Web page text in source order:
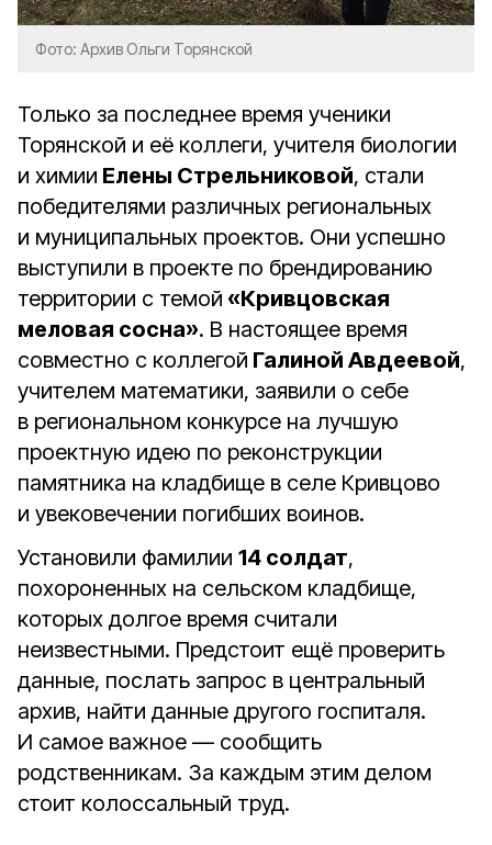
Фото: Архив Ольги Торянской
Только за последнее время ученики
Торянской и её коллеги, учителя биологии
и химии Елены Стрельниковой, стали
победителями различных региональных
и муниципальных проектов. Они успешно
выступили в проекте по брендированию
территории с темой «Кривцовская
меловая сосна». В настоящее время
совместно с коллегой Галиной Авдеевой,
учителем математики, заявили о себе
в региональном конкурсе на лучшую
проектную идею по реконструкции
памятника на кладбище в селе Кривцово
и увековечении погибших воинов.
Установили фамилии 14 солдат,
похороненных на сельском кладбище,
которых долгое время считали
неизвестными. Предстоит ещё проверить
данные, послать запрос в центральный
архив, найти данные другого госпиталя.
И самое важное — сообщить
родственникам. За каждым этим делом
стоит колоссальный труд.